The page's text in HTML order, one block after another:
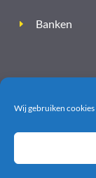
Wij gebruiken
Banken